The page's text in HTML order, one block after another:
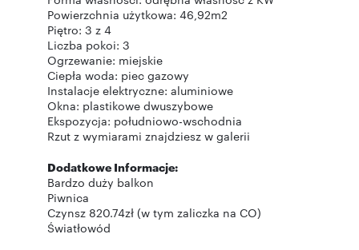
Powierzchnia użytkowa: 46,92m2
Piętro: 3 z 4
Liczba pokoi: 3
Ogrzewanie: miejskie
Ciepła woda: piec gazowy
Instalacje elektryczne: aluminiowe
Okna: plastikowe dwuszybowe
Ekspozycja: południowo-wschodnia
Rzut z wymiarami znajdziesz w galerii
Dodatkowe Informacje:
Bardzo duży balkon
Piwnica
Czynsz 820.74zł (w tym zaliczka na CO)
Światłowód